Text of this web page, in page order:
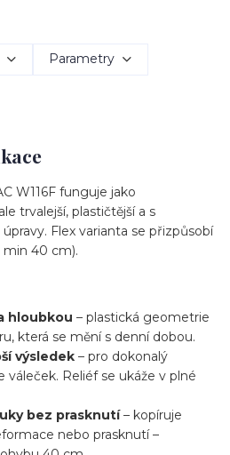
Parametry
W116F funguje jako
trvalejší, plastičtější a s
Flex varianta se přizpůsobí
40 cm).
hloubkou – plastická geometrie
která se mění s denní dobou.
výsledek – pro dokonalý
váleček. Reliéf se ukáže v plné
bez prasknutí– kopíruje
nebo prasknutí –